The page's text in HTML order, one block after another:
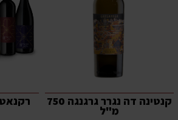
קנטינה דה נגרר גרגנגה 750
מ"ל
רקנאטי